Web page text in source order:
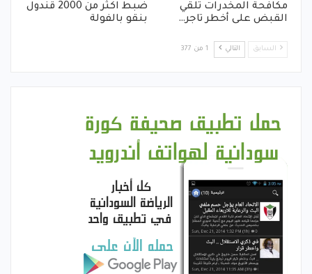
مكافحة المخدرات تلقي
القبض على أخطر تاجر…
ضبط اكثر من 2000 قندول
بنقو بالفولة
السابق التالي 1 من 377